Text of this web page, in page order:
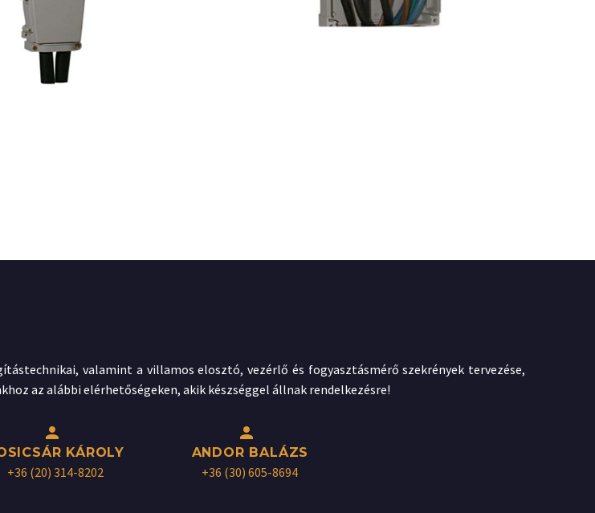
valamint a villamos elosztó, vezérlő és fogyasztásmérő szekrények tervezése,
az alábbi elérhetőségeken, akik készséggel állnak rendelkezésre!


KÁROLY
+36 (20) 314-8202


ANDOR BALÁZS
+36 (30) 605-8694